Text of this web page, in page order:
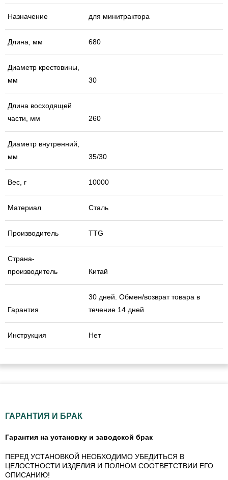
Назначение для минитрактора
Длина, мм 680
Диаметр крестовины,
мм
30
Длина восходящей
части, мм
260
Диаметр внутренний,
мм
35/30
Вес, г 10000
Материал Сталь
Производитель TTG
Страна-
производитель
Китай
Гарантия
30 дней. Обмен/возврат товара в
течение 14 дней
Инструкция Нет
ГАРАНТИЯ И БРАК
Гарантия на установку и заводской брак
ПЕРЕД УСТАНОВКОЙ НЕОБХОДИМО УБЕДИТЬСЯ В
ЦЕЛОСТНОСТИ ИЗДЕЛИЯ И ПОЛНОМ СООТВЕТСТВИИ ЕГО
ОПИСАНИЮ!